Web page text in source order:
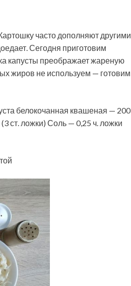
часто дополняют другими
Сегодня приготовим
капусты преображает жареную
жиров не используем — готовим
белокочанная квашеная — 200
ст. ложки) Соль — 0,25 ч. ложки